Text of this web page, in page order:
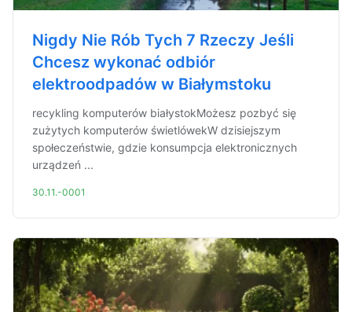
Nigdy Nie Rób Tych 7 Rzeczy Jeśli
Chcesz wykonać odbiór
elektroodpadów w Białymstoku
recykling komputerów białystokMożesz pozbyć się
zużytych komputerów świetlówekW dzisiejszym
społeczeństwie, gdzie konsumpcja elektronicznych
urządzeń ...
30.11.-0001